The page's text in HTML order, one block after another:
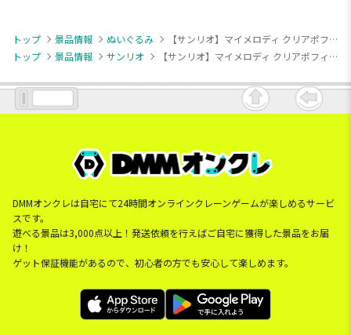
トップ 景品情報 ぬいぐるみ
【サンリオ】マイメロディ クリアポフィ～ユニコーン～
トップ
景品情報 サンリオ 【サンリオ】マイメロディ クリアポフィ～ユニコーン～
DMMオンクレは自宅にて24時間オンラインクレーンゲームが楽しめるサービ
スです。
遊べる景品は3,000点以上！発送依頼を行えばご自宅に獲得した景品をお届
け！
ゲット保証機能があるので、初心者の方でも安心して楽しめます。